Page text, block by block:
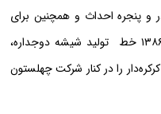
و پنجره احداث و همچنین برای
کامل شدن محصول در و پنجره در سال ۱۳۸۶ خط تولید شیشه دوجداره،
را در کنار شرکت چهلستون